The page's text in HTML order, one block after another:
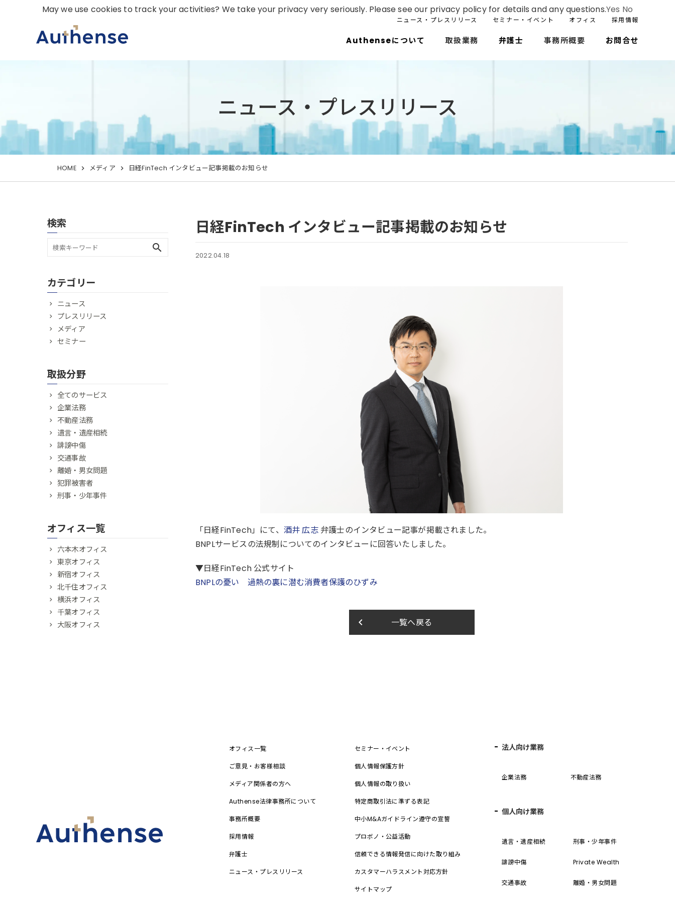
ニュース・プレスリリース セミナー・イベント オフィス 採用情報
Authenseについて 取扱業務 弁護士 事務所概要 お問合せ
ニュース・プレスリリース
HOME メディア 日経FinTech インタビュー記事掲載のお知らせ
日経FinTech インタビュー記事掲載のお知らせ
2022.04.18
「日経FinTech」にて、 酒井 広志弁護士のインタビュー記事が掲載されました。
BNPLサービスの法規制についてのインタビューに回答いたしました。
▼日経FinTech 公式サイト
BNPLの憂い 過熱の裏に潜む消費者保護のひずみ
一覧へ戻る
keyboard_arrow_left
検索
search
カテゴリー
ニュース
プレスリリース
メディア
セミナー
取扱分野
全てのサービス
企業法務
不動産法務
遺言・遺産相続
誹謗中傷
交通事故
離婚・男女問題
犯罪被害者
刑事・少年事件
オフィス一覧
六本木オフィス
東京オフィス
新宿オフィス
北千住オフィス
横浜オフィス
千葉オフィス
大阪オフィス
オフィス一覧
ご意見・お客様相談
メディア関係者の方へ
Authense法律事務所について
事務所概要
採用情報
弁護士
ニュース・プレスリリース
セミナー・イベント
個人情報保護方針
個人情報の取り扱い
特定商取引法に準ずる表記
中小M&Aガイドライン遵守の宣誓
プロボノ・公益活動
信頼できる情報発信に向けた取り組み
カスタマーハラスメント対応方針
サイトマップ
法人向け業務
企業法務 不動産法務
個人向け業務
遺言・遺産相続 刑事・少年事件
誹謗中傷 Private Wealth
交通事故 離婚・男女問題
May we use cookies to track your activities? We take your privacy very seriously. Please see our privacy policy for details and any questions.Yes No